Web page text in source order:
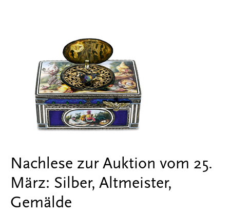
Nachlese zur Auktion vom 25.
März: Silber, Altmeister,
Gemälde